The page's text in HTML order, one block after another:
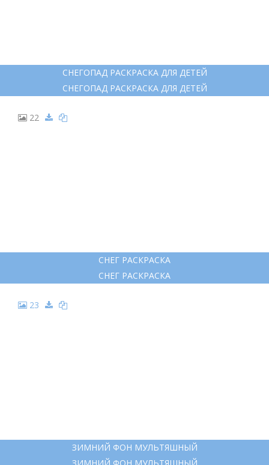
СНЕГОПАД РАСКРАСКА ДЛЯ ДЕТЕЙ
СНЕГОПАД РАСКРАСКА ДЛЯ ДЕТЕЙ
22
СНЕГ РАСКРАСКА
СНЕГ РАСКРАСКА
23
ЗИМНИЙ ФОН МУЛЬТЯШНЫЙ